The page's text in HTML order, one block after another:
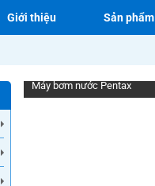
Giới thiệu Sản phẩm
Máy bơm nước Pentax